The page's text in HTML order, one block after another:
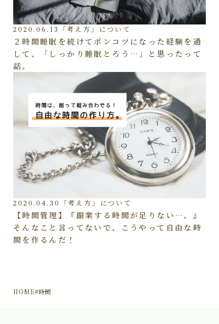
2020.06.13 「考え方」について
２時間睡眠を続けてポンコツになった経験を通
して、「しっかり睡眠とろう…」と思ったって
話。
2020.04.30 「考え方」について
【時間管理】『副業する時間が足りない…。』
そんなこと言ってないで、こうやって自由な時
間を作るんだ！
HOME#時間